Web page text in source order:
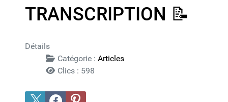
TRANSCRIPTION 📝​
Détails
Catégorie : Articles
Clics : 598